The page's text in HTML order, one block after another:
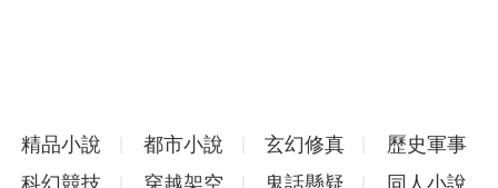
精品小說 都市小說 玄幻修真
歷史軍事
科幻競技
穿越架空 鬼話懸疑 同人小說